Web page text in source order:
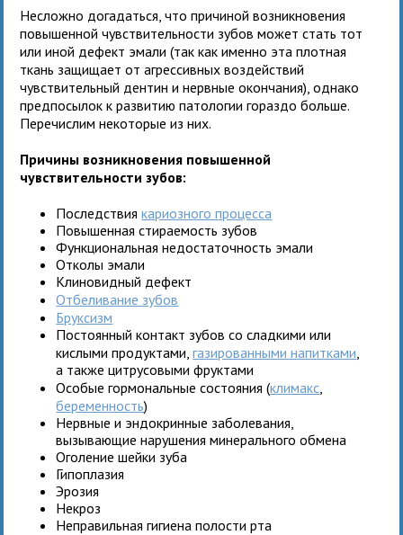
Несложно догадаться, что причиной возникновения
повышенной чувствительности зубов может стать тот
или иной дефект эмали (так как именно эта плотная
ткань защищает от агрессивных воздействий
чувствительный дентин и нервные окончания), однако
предпосылок к развитию патологии гораздо больше.
Перечислим некоторые из них.
Причины возникновения повышенной
чувствительности зубов:
Последствиякариозного процесса
Повышенная стираемость зубов
Функциональная недостаточность эмали
Отколы эмали
Клиновидный дефект
Отбеливание зубов
Бруксизм
Постоянный контакт зубов со сладкими или
кислыми продуктами,газированными напитками
а также цитрусовыми фруктами
Особые гормональные состояния (климакс
беременность)
Нервные и эндокринные заболевания,
вызывающие нарушения минерального обмена
Оголение шейки зуба
Гипоплазия
Эрозия
Некроз
Неправильная гигиена полости рта